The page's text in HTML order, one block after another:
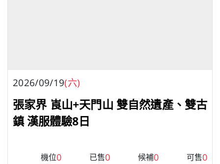
2026/09/19(六)
張家界 崀山+天門山 雙自然遺產、雙古
鎮 漢服體驗8日
機位0 已售0 候補0 可售0